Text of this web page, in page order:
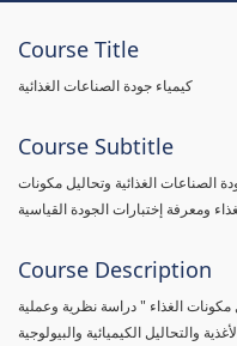
Course Title
كيمياء جودة الصناعات الغذائية
Course Subtitle
الصناعات الغذائية وتحاليل مكونات
ومعرفة إختبارات الجودة القياسية
Course Description
مكونات الغذاء " دراسة نظرية وعملية
والتحاليل الكيميائية والبيولوجية